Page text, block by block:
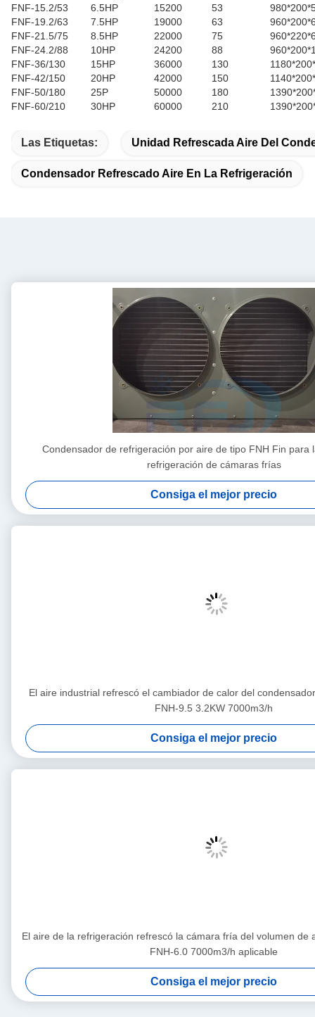
FNF-15.2/53
6.5HP 15200 53
FNF-19.2/63
7.5HP 19000 63
FNF-21.5/75
8.5HP 22000 75
FNF-24.2/88
10HP 24200 88
FNF-36/130
15HP 36000 130
FNF-42/150
20HP 42000 150
FNF-50/180
25P 50000 180
FNF-60/210
30HP 60000 210
Las Etiquetas: Unidad Refrescada Aire Del
Condensador Refrescado Aire En La Refrigeración
Condensador de refrigeración por aire de tipo FNH Fin para
refrigeración de cámaras frías
Consiga el mejor precio
El aire industrial refrescó el cambiador de calor del
FNH-9.5 3.2KW 7000m3/h
Consiga el mejor precio
El aire de la refrigeración refrescó la cámara fría del volumen de
FNH-6.0 7000m3/h aplicable
Consiga el mejor precio